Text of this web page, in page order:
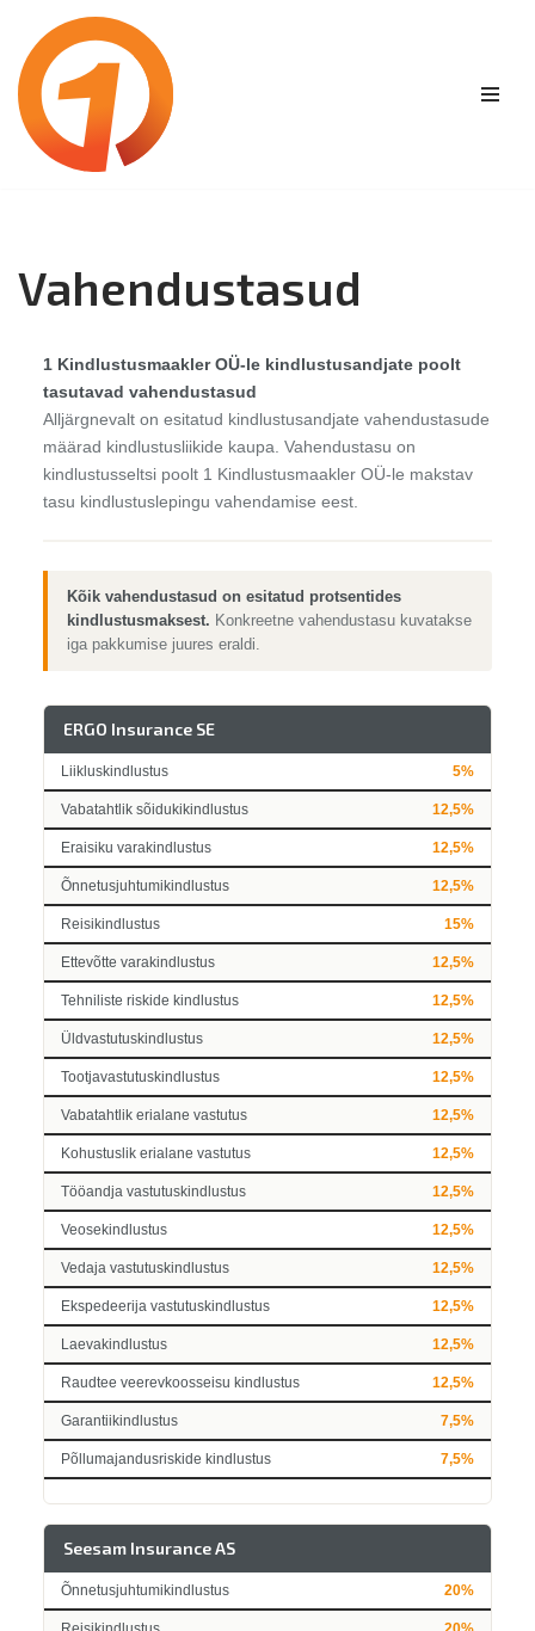
Skip
to
content
Vahendustasud
1 Kindlustusmaakler OÜ-le kindlustusandjate poolt
tasutavad vahendustasud
Alljärgnevalt on esitatud kindlustusandjate vahendustasude
määrad kindlustusliikide kaupa. Vahendustasu on
kindlustusseltsi poolt 1 Kindlustusmaakler OÜ-le makstav
tasu kindlustuslepingu vahendamise eest.
Kõik vahendustasud on esitatud protsentides
kindlustusmaksest. Konkreetne vahendustasu kuvatakse
iga pakkumise juures eraldi.
ERGO Insurance SE
Liikluskindlustus 5%
Vabatahtlik sõidukikindlustus 12,5%
Eraisiku varakindlustus 12,5%
Õnnetusjuhtumikindlustus 12,5%
Reisikindlustus 15%
Ettevõtte varakindlustus 12,5%
Tehniliste riskide kindlustus 12,5%
Üldvastutuskindlustus 12,5%
Tootjavastutuskindlustus 12,5%
Vabatahtlik erialane vastutus 12,5%
Kohustuslik erialane vastutus 12,5%
Tööandja vastutuskindlustus 12,5%
Veosekindlustus 12,5%
Vedaja vastutuskindlustus 12,5%
Ekspedeerija vastutuskindlustus 12,5%
Laevakindlustus 12,5%
Raudtee veerevkoosseisu kindlustus 12,5%
Garantiikindlustus 7,5%
Põllumajandusriskide kindlustus 7,5%
Seesam Insurance AS
Õnnetusjuhtumikindlustus 20%